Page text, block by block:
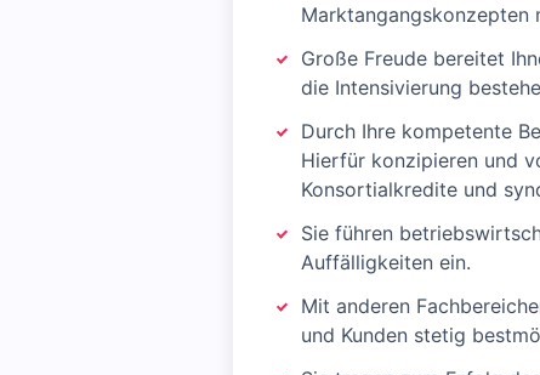
Große Freude bereitet
die Intensivierung
Durch Ihre kompetente
Hierfür konzipieren und
Konsortialkredite und
Sie führen
Auffälligkeiten ein.
Mit anderen
und Kunden stetig